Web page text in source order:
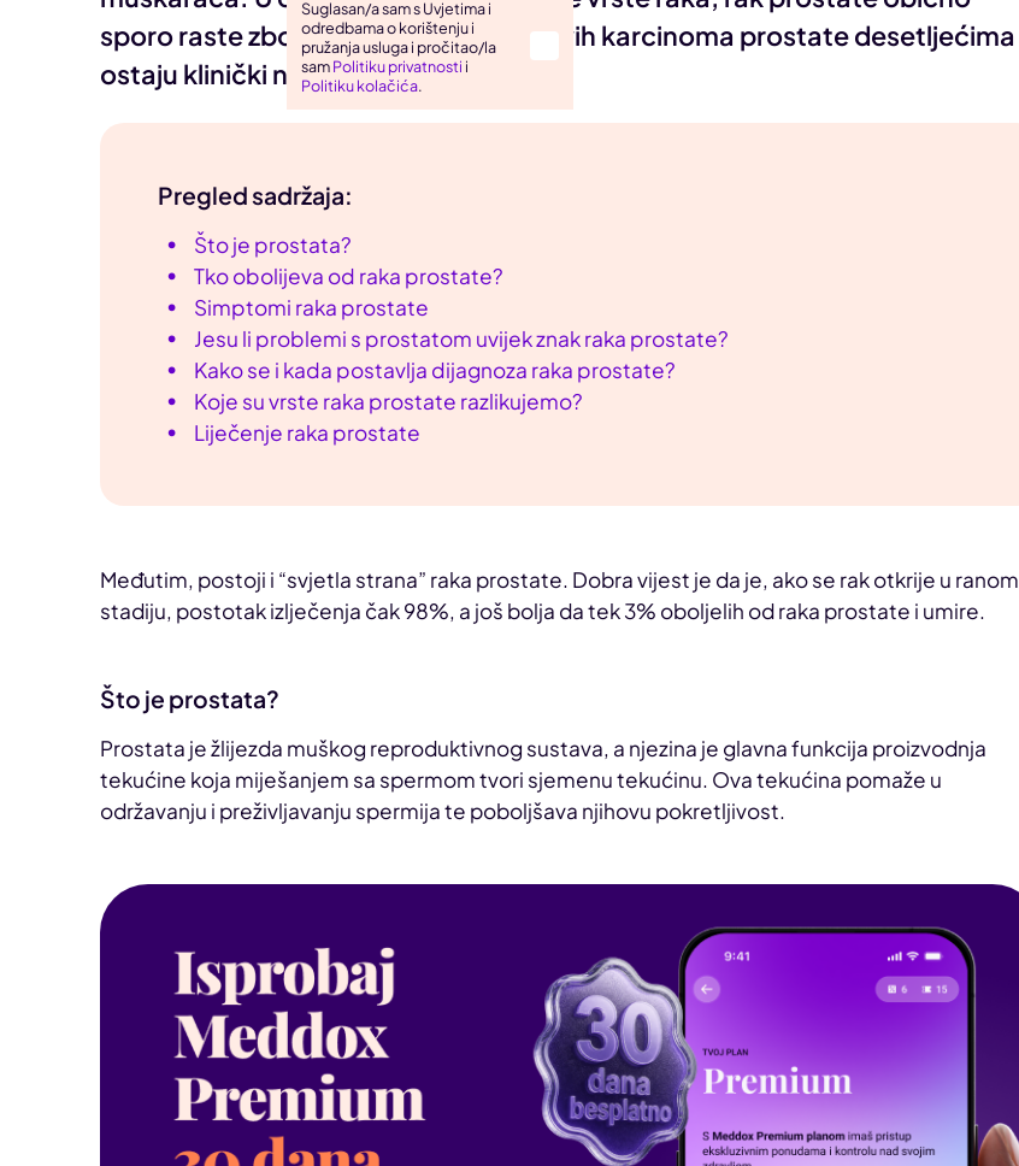
Uho, grlo, nos
Zarazne bolesti
Suglasan/a sam s Uvjetima i
odredbama o korištenju i
pružanja usluga i pročitao/la
samPolitiku privatnosti i
Politiku kolačića.
sporo raste zbog čega gotovo 90% svih karcinoma prostate desetljećima
ostaju klinički neprimjetni.
Pregled sadržaja:
Što je prostata?
Tko obolijeva od raka prostate?
Simptomi raka prostate
Jesu li problemi s prostatom uvijek znak raka prostate?
Kako se i kada postavlja dijagnoza raka prostate?
Koje su vrste raka prostate razlikujemo?
Liječenje raka prostate
Međutim, postoji i “svjetla strana” raka prostate. Dobra vijest je da je, ako se rak otkrije u ranom
stadiju, postotak izlječenja čak 98%, a još bolja da tek 3% oboljelih od raka prostate i umire.
Što je prostata?
Prostata je žlijezda muškog reproduktivnog sustava, a njezina je glavna funkcija proizvodnja
tekućine koja miješanjem sa spermom tvori sjemenu tekućinu. Ova tekućina pomaže u
održavanju i preživljavanju spermija te poboljšava njihovu pokretljivost.